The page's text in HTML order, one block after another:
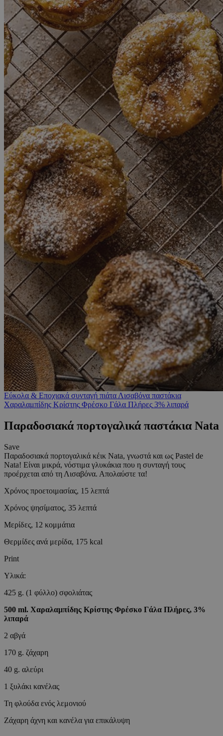
Εύκολα & Εποχιακά συνταγή πιάτα Λισαβόνα παστάκια
Χαραλαμπίδης Κρίστης Φρέσκο Γάλα Πλήρες 3% λιπαρά
Παραδοσιακά πορτογαλικά παστάκια Nata
Save
Παραδοσιακά πορτογαλικά κέικ Νata, γνωστά και ως Pastel de
Nata! Είναι μικρά, νόστιμα γλυκάκια που η συνταγή τους
προέρχεται από τη Λισαβόνα. Απολαύστε τα!
Χρόνος προετοιμασίας, 15 λεπτά
Χρόνος ψησίματος, 35 λεπτά
Μερίδες, 12 κομμάτια
Θερμίδες ανά μερίδα, 175 kcal
Print
Υλικά:
425 g. (1 φύλλο) σφολιάτας
500 ml. Χαραλαμπίδης Κρίστης Φρέσκο Γάλα Πλήρες, 3%
λιπαρά
2 αβγά
170 g. ζάχαρη
40 g. αλεύρι
1 ξυλάκι κανέλας
Τη φλούδα ενός λεμονιού
Ζάχαρη άχνη και κανέλα για επικάλυψη